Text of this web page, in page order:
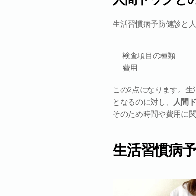
生活習慣病予防健診と
検査項目の種類
費用
この2点になります。
となるのに対し、
人間
そのため時間や費用に
生活習慣病